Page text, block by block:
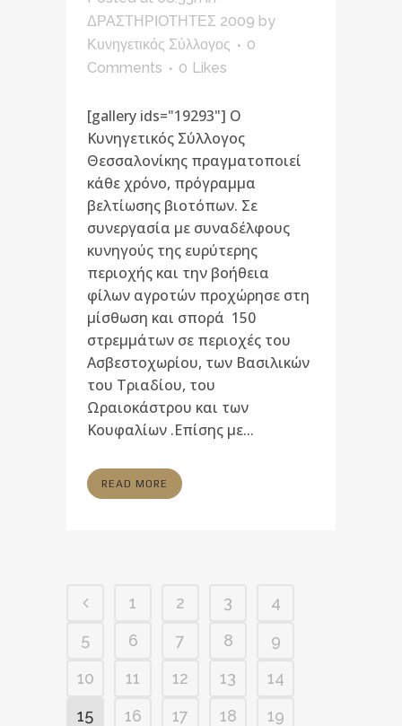
ΔΡΑΣΤΗΡΙΟΤΗΤΕΣ 2009 by
Κυνηγετικός Σύλλογος
0
Comments
0 Likes
[gallery ids="19293"] Ο
Κυνηγετικός Σύλλογος
Θεσσαλονίκης πραγματοποιεί
κάθε χρόνο, πρόγραμμα
βελτίωσης βιοτόπων. Σε
συνεργασία με συναδέλφους
κυνηγούς της ευρύτερης
περιοχής και την βοήθεια
φίλων αγροτών προχώρησε στη
μίσθωση και σπορά 150
στρεμμάτων σε περιοχές του
Ασβεστοχωρίου, των Βασιλικών
του Τριαδίου, του
Ωραιοκάστρου και των
Κουφαλίων .Επίσης με...
READ MORE
1 2 3
4
5
6 7 8
9
10
11 12 13
14
15
16 17 18
19